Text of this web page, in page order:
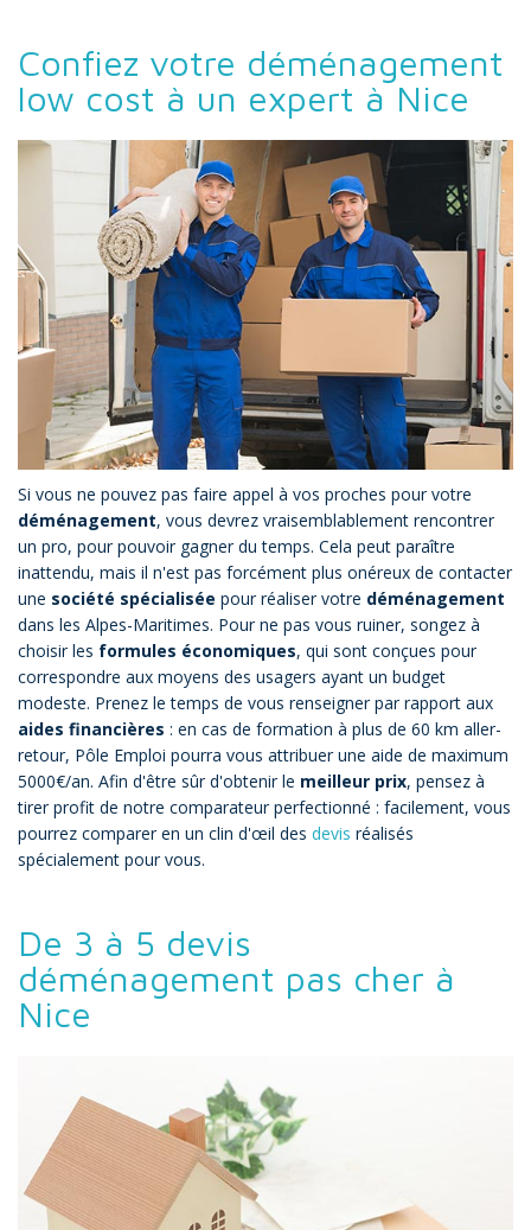
Confiez votre déménagement
low cost à un expert à Nice
Si vous ne pouvez pas faire appel à vos proches pour votre
déménagement, vous devrez vraisemblablement rencontrer
un pro, pour pouvoir gagner du temps. Cela peut paraître
inattendu, mais il n'est pas forcément plus onéreux de contacter
une société spécialisée pour réaliser votre déménagement
dans les Alpes-Maritimes. Pour ne pas vous ruiner, songez à
choisir les formules économiques, qui sont conçues pour
correspondre aux moyens des usagers ayant un budget
modeste. Prenez le temps de vous renseigner par rapport aux
aides financières : en cas de formation à plus de 60 km aller-
retour, Pôle Emploi pourra vous attribuer une aide de maximum
5000€/an. Afin d'être sûr d'obtenir le meilleur prix, pensez à
tirer profit de notre comparateur perfectionné : facilement, vous
pourrez comparer en un clin d'œil des devis réalisés
spécialement pour vous.
De 3 à 5 devis
déménagement pas cher à
Nice